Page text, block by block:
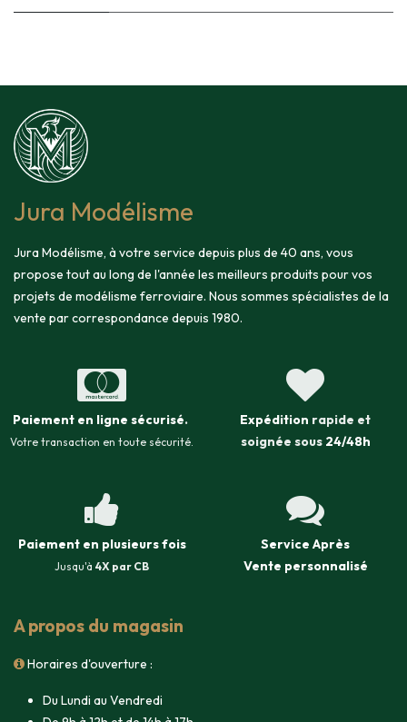
Jura Modélisme
Jura Modélisme, à votre service depuis plus de 40 ans, vous
propose tout au long de l'année les meilleurs produits pour vos
projets de modélisme ferroviaire. Nous sommes spécialistes de la
vente par correspondance depuis 1980.
Paiement en ligne sécurisé.
Votre transaction en toute sécurité.
Expédition rapide et
soignée sous 24/48h
Paiement en plusieurs fois
Jusqu'à 4X par CB
Service Après
Vente personnalisé
A propos du magasin
Horaires d'ouverture :
Du Lundi au Vendredi